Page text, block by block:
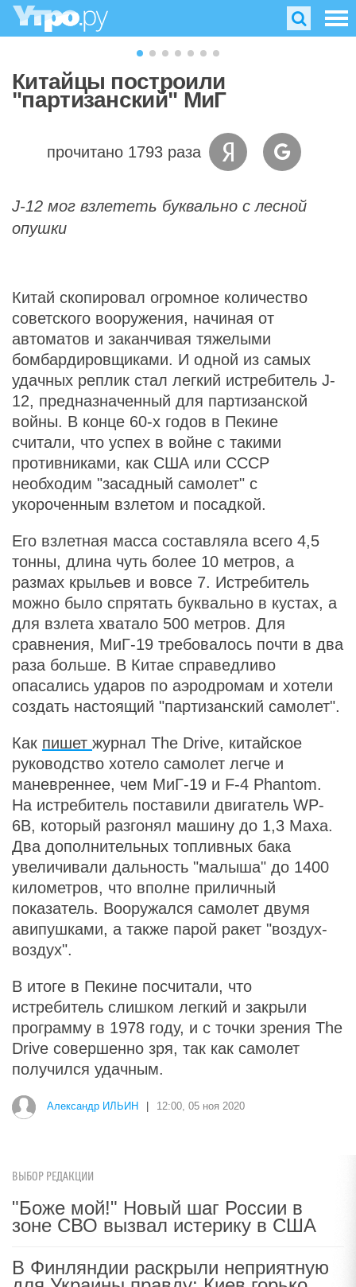
Китайцы построили
"партизанский" МиГ
прочитано 1793 раза
J-12 мог взлететь буквально с лесной
опушки
Китай скопировал огромное количество
советского вооружения, начиная от
автоматов и заканчивая тяжелыми
бомбардировщиками. И одной из самых
удачных реплик стал легкий истребитель J-
12, предназначенный для партизанской
войны. В конце 60-х годов в Пекине
считали, что успех в войне с такими
противниками, как США или СССР
необходим "засадный самолет" с
укороченным взлетом и посадкой.
Его взлетная масса составляла всего 4,5
тонны, длина чуть более 10 метров, а
размах крыльев и вовсе 7. Истребитель
можно было спрятать буквально в кустах, а
для взлета хватало 500 метров. Для
сравнения, МиГ-19 требовалось почти в два
раза больше. В Китае справедливо
опасались ударов по аэродромам и хотели
создать настоящий "партизанский самолет".
Как пишет журнал The Drive, китайское
руководство хотело самолет легче и
маневреннее, чем МиГ-19 и F-4 Phantom.
На истребитель поставили двигатель WP-
6B, который разгонял машину до 1,3 Маха.
Два дополнительных топливных бака
увеличивали дальность "малыша" до 1400
километров, что вполне приличный
показатель. Вооружался самолет двумя
авипушками, а также парой ракет "воздух-
воздух".
В итоге в Пекине посчитали, что
истребитель слишком легкий и закрыли
программу в 1978 году, и с точки зрения The
Drive совершенно зря, так как самолет
получился удачным.
Александр ИЛЬИН 12:00, 05 ноя 2020
ВЫБОР РЕДАКЦИИ
"Боже мой!" Новый шаг России в
зоне СВО вызвал истерику в США
В Финляндии раскрыли неприятную